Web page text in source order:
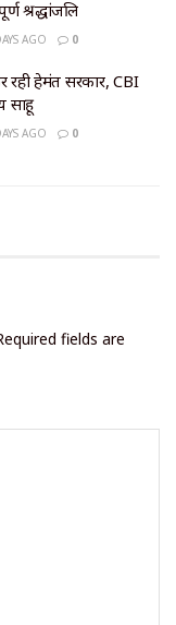
श्रद्धांजलि
AGO 0
रही हेमंत सरकार, CBI
साहू
AGO 0
fields are